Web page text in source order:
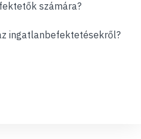
számára?
ingatlanbefektetésekről?